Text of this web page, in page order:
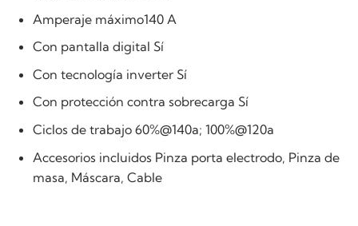
Amperaje máximo140 A
Con pantalla digital Sí
Con tecnología inverter Sí
Con protección contra sobrecarga Sí
Ciclos de trabajo 60%@140a; 100%@120a
Accesorios incluidos Pinza porta electrodo, Pinza de
masa, Máscara, Cable